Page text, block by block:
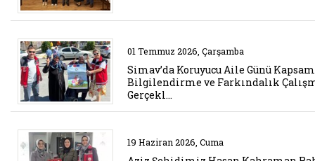
Belgeyi aç: simav da
01 Temmuz 2026, Çarşamba
Simav’da Koruyucu Aile Günü
Bilgilendirme ve Farkındalık
Gerçekl…
Belgeyi aç: aziz sehidimiz
19 Haziran 2026, Cuma